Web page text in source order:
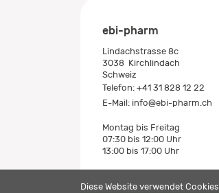
ebi-pharm
Lindachstrasse 8c
3038 Kirchlindach
Schweiz
Telefon: +41 31 828 12 22
E-Mail: info@ebi-pharm.ch
Montag bis Freitag
07:30 bis 12:00 Uhr
13:00 bis 17:00 Uhr
Diese Website verwendet Cookies.